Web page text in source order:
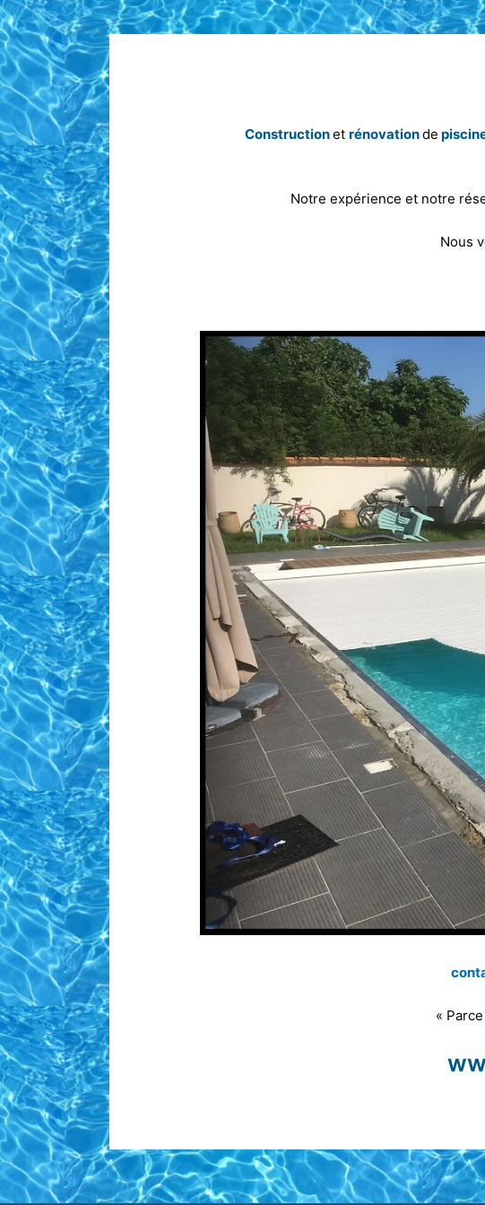
Constructionet rénovationde
Notre expérience et notre
Nous
«